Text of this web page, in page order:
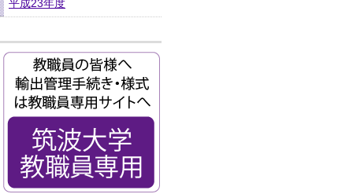
平成23年度